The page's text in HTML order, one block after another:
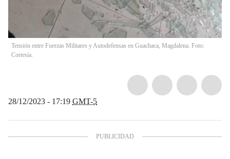
Tensión entre Fuerzas Militares y Autodefensas en Guachaca, Magdalena. Foto:
Cortesía.
28/12/2023 - 17:19 GMT-5